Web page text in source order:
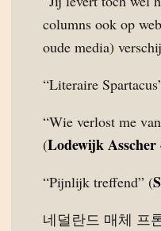
columns ook op
oude media)
“Literaire
“Wie verlost me
(Lodewijk Asscher
“Pijnlijk treffend” (
네덜란드 매체 프